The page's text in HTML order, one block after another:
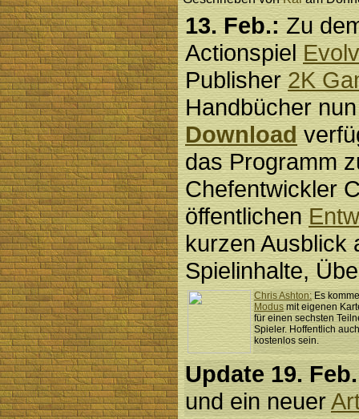
13. Feb.:Zu
Actionspiel
Publisher2K
Handbücher
Download
das Programm
Chefentwickler
öffentlichen
kurzen Ausblick
Spielinhalte,
Chris Ashton: Es
Modusmit eigenen
für einen sechsten
Spieler. Hoffentlich
kostenlos sein.
Update 19.
und ein neuer